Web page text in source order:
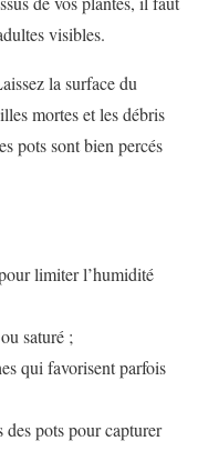
visibles.
la surface du
mortes et les débris
pots sont bien percés
limiter l’humidité
saturé ;
qui favorisent parfois
des pots pour capturer